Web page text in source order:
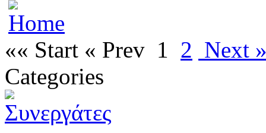
«« Start « Prev 1 2 Next
Categories